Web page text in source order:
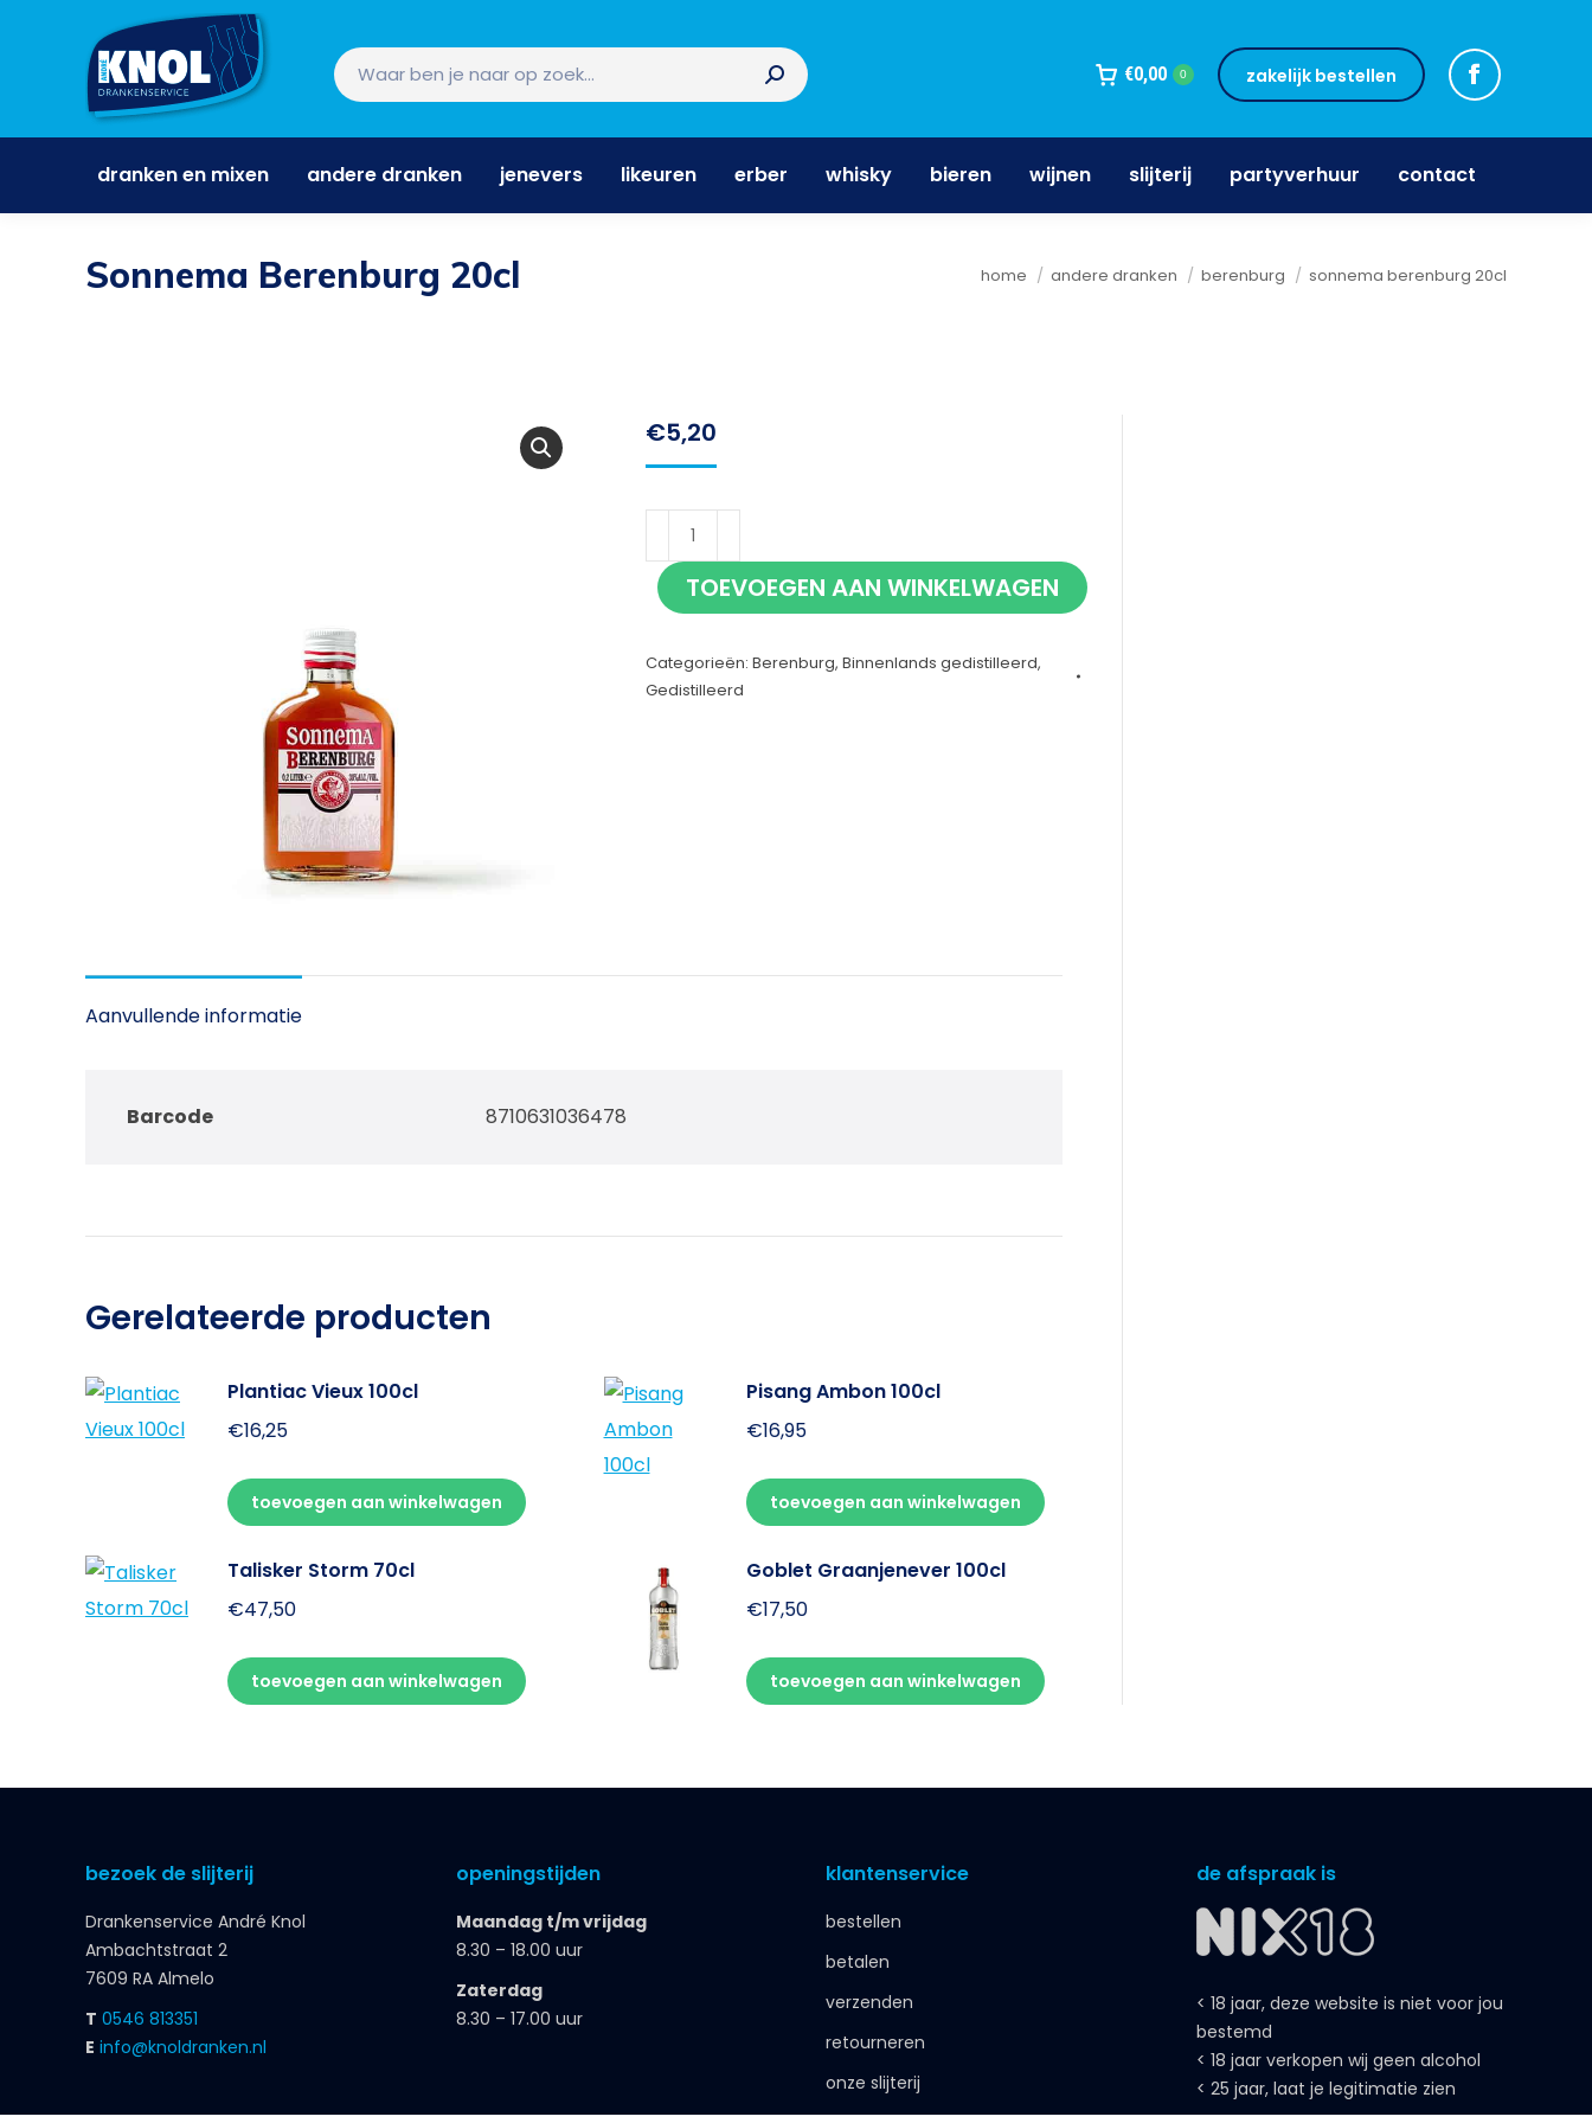
€0,00 0 zakelijk bestellen
dranken en mixen andere dranken jenevers likeuren erber whisky bieren wijnen slijterij partyverhuur contact
Sonnema Berenburg 20cl Je bent hier:
home andere dranken berenburg sonnema berenburg 20cl
€5,20
Sonnema
Berenburg
20cl
TOEVOEGEN AAN WINKELWAGEN
Categorieën: Berenburg, Binnenlands gedistilleerd,
Gedistilleerd
Aanvullende informatie
Barcode 8710631036478
Gerelateerde producten
Plantiac Vieux 100cl
€16,25
toevoegen aan winkelwagen
Pisang Ambon 100cl
€16,95
toevoegen aan winkelwagen
Talisker Storm 70cl
€47,50
toevoegen aan winkelwagen
Goblet Graanjenever 100cl
€17,50
toevoegen aan winkelwagen
bezoek de slijterij
Drankenservice André Knol
Ambachtstraat 2
7609 RA Almelo
T 0546 813351
E info@knoldranken.nl
openingstijden
Maandag t/m vrijdag
8.30 – 18.00 uur
Zaterdag
8.30 – 17.00 uur
klantenservice
bestellen
betalen
verzenden
retourneren
onze slijterij
de afspraak is
< 18 jaar, deze website is niet voor jou
bestemd
< 18 jaar verkopen wij geen alcohol
< 25 jaar, laat je legitimatie zien
dranken en mixen